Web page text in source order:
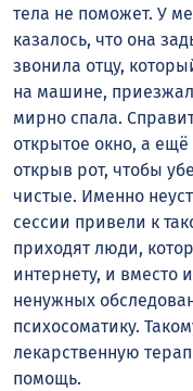
тела не поможет. У
казалось, что она
звонила отцу,
на машине, приезжал
мирно спала.
открытое окно, а
открыв рот, чтобы
чистые. Именно
сессии привели к
приходят люди,
интернету, и вместо
ненужных
психосоматику.
лекарственную
помощь.